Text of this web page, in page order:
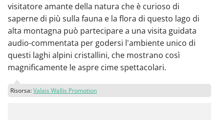
visitatore amante della natura che è curioso di
saperne di più sulla fauna e la flora di questo lago di
alta montagna può partecipare a una visita guidata
audio-commentata per godersi l'ambiente unico di
questi laghi alpini cristallini, che mostrano così
magnificamente le aspre cime spettacolari.
Risorsa:Valais Wallis Promotion